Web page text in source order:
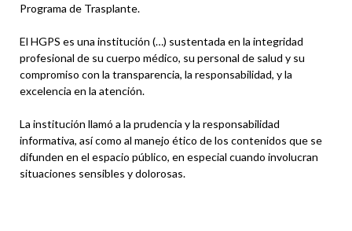
Programa de Trasplante.
El HGPS es una institución (…) sustentada en la integridad
profesional de su cuerpo médico, su personal de salud y su
compromiso con la transparencia, la responsabilidad, y la
excelencia en la atención.
La institución llamó a la prudencia y la responsabilidad
informativa, así como al manejo ético de los contenidos que se
difunden en el espacio público, en especial cuando involucran
situaciones sensibles y dolorosas.